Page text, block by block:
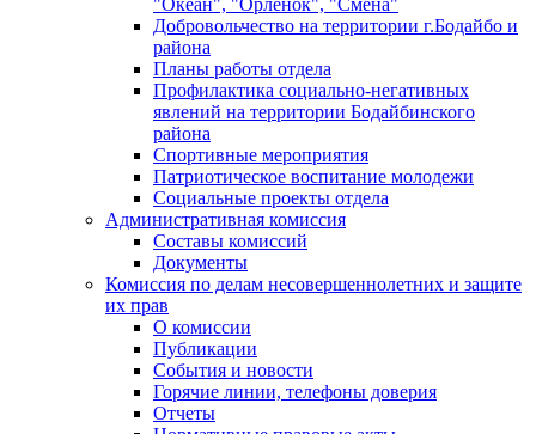
"Океан", "Орленок", "Смена"
Добровольчество на территории г.Бодайбо и
района
Планы работы отдела
Профилактика социально-негативных
явлений на территории Бодайбинского
района
Спортивные мероприятия
Патриотическое воспитание молодежи
Социальные проекты отдела
Административная комиссия
Составы комиссий
Документы
Комиссия по делам несовершеннолетних и защите
их прав
О комиссии
Публикации
События и новости
Горячие линии, телефоны доверия
Отчеты